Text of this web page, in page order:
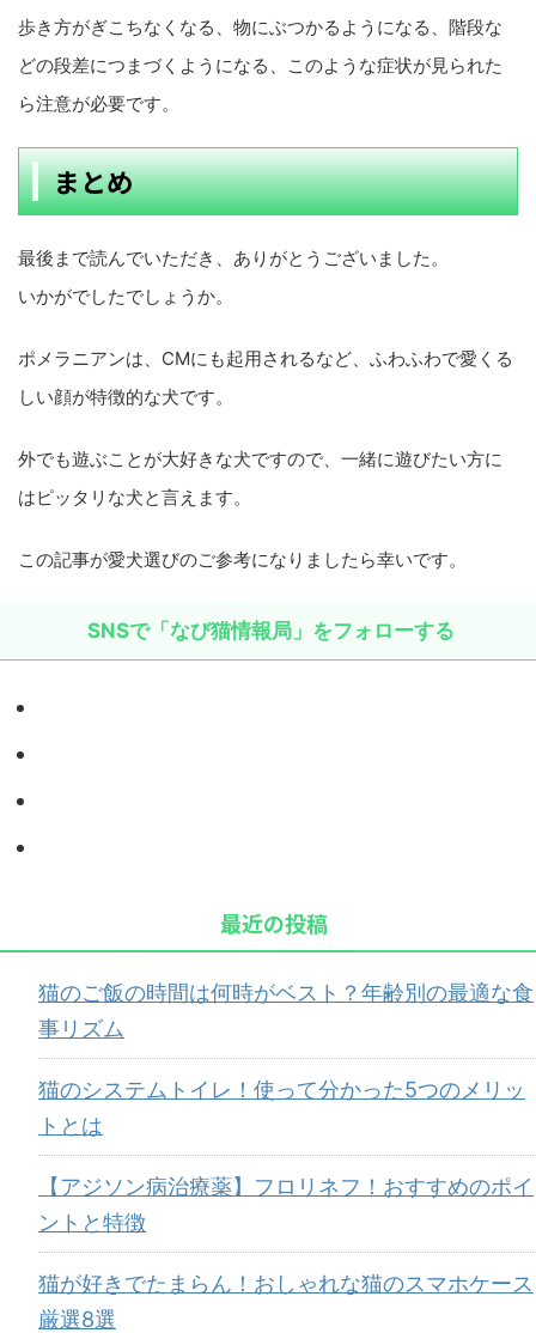
歩き方がぎこちなくなる、物にぶつかるようになる、階段な
どの段差につまづくようになる、このような症状が見られた
ら注意が必要です。
まとめ
最後まで読んでいただき、ありがとうございました。
いかがでしたでしょうか。
ポメラニアンは、CMにも起用されるなど、ふわふわで愛くる
しい顔が特徴的な犬です。
外でも遊ぶことが大好きな犬ですので、一緒に遊びたい方に
はピッタリな犬と言えます。
この記事が愛犬選びのご参考になりましたら幸いです。
SNSで「なび猫情報局」をフォローする
最近の投稿
猫のご飯の時間は何時がベスト？年齢別の最適な食
事リズム
猫のシステムトイレ！使って分かった5つのメリッ
トとは
【アジソン病治療薬】フロリネフ！おすすめのポイ
ントと特徴
猫が好きでたまらん！おしゃれな猫のスマホケース
厳選8選